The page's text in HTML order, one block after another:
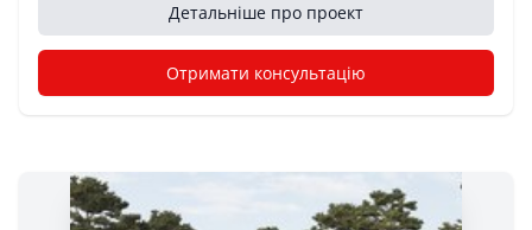
Детальніше про проект
Отримати консультацію